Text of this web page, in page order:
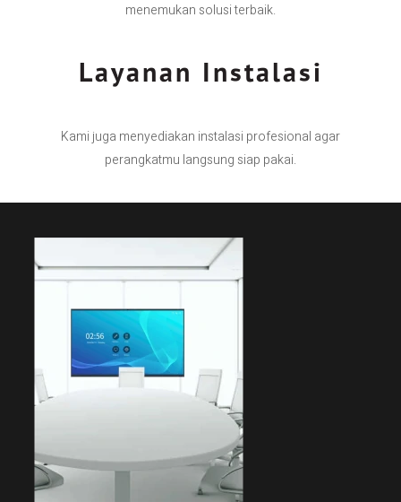
menemukan solusi terbaik.
Layanan Instalasi
Kami juga menyediakan instalasi profesional agar
perangkatmu langsung siap pakai.